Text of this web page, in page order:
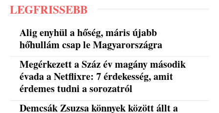
LEGFRISSEBB
Alig enyhül a hőség, máris újabb
hőhullám csap le Magyarországra
Megérkezett a Száz év magány második
évada a Netflixre: 7 érdekesség, amit
érdemes tudni a sorozatról
Demcsák Zsuzsa könnyek között állt a